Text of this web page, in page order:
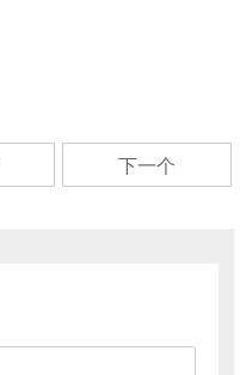
下一个